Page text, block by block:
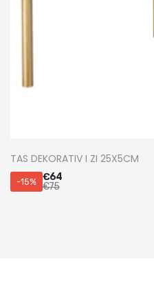
TAS DEKORATIV I ZI 25X5CM
-15% €64
€75